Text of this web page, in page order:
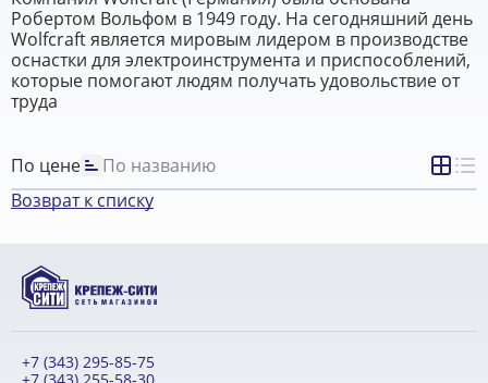
Робертом Вольфом в 1949 году. На сегодняшний день
Wolfcraft является мировым лидером в производстве
оснастки для электроинструмента и приспособлений,
которые помогают людям получать удовольствие от
труда
По цене
По названию
Возврат к списку
+7 (343) 295-85-75